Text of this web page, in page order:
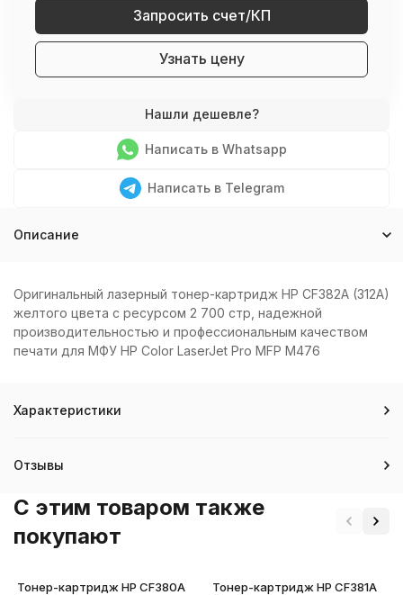
Запросить счет/КП
Узнать цену
Написать в Whatsapp
Написать в Telegram
Описание
Оригинальный лазерный тонер-картридж HP CF382A (312A)
желтого цвета с ресурсом 2 700 стр, надежной
производительностью и профессиональным качеством
печати для МФУ HP Color LaserJet Pro MFP M476
Характеристики
Отзывы
C этим товаром также
покупают
Тонер-картридж HP CF380A
Тонер-картридж HP CF381A